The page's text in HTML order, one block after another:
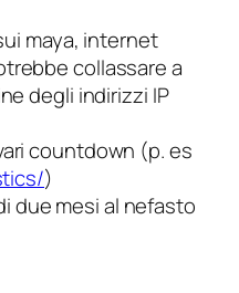
maya, internet
collassare a
degli indirizzi IP
countdown (p. es
)
due mesi al nefasto